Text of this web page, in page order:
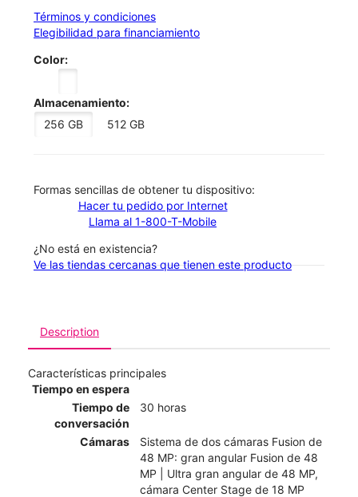
Términos y condiciones
Elegibilidad para financiamiento
Color:
Almacenamiento:
256 GB
512 GB
​​​​​​​Formas sencillas de obtener tu dispositivo:
Hacer tu pedido por Internet
Llama al 1-800-T-Mobile
¿No está en existencia?
Ve las tiendas cercanas que tienen este producto
Description
Características principales
Tiempo en espera
Tiempo de
conversación
30 horas
Cámaras
Sistema de dos cámaras Fusion de
48 MP: gran angular Fusion de 48
MP | Ultra gran angular de 48 MP,
cámara Center Stage de 18 MP